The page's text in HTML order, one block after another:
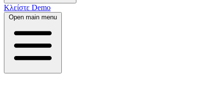
Κλείστε Demo
Open main menu